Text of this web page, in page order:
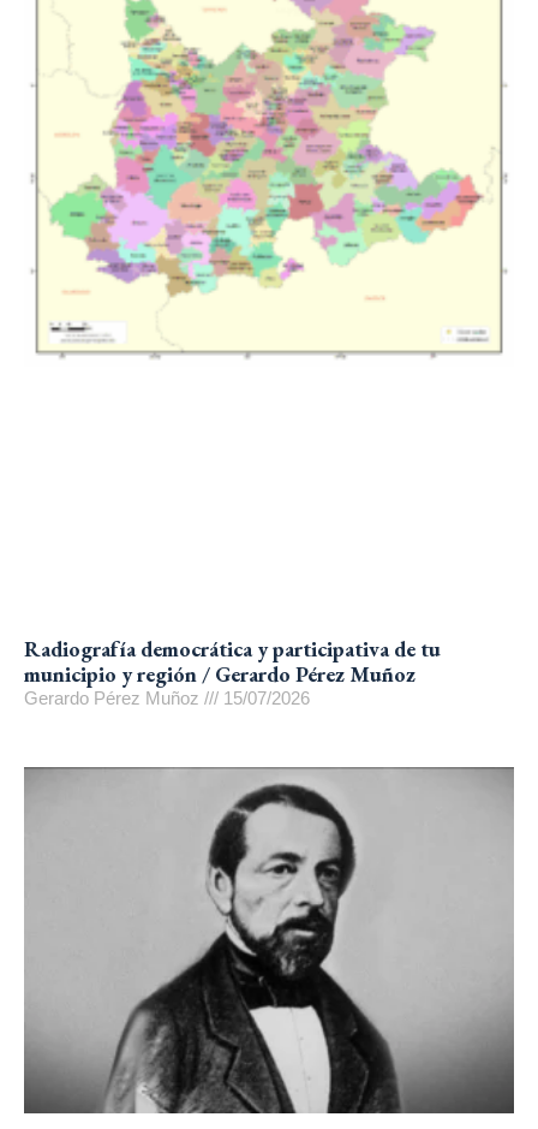
Radiografía democrática y participativa de tu
municipio y región / Gerardo Pérez Muñoz
Gerardo Pérez Muñoz 15/07/2026